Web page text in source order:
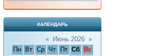
КАЛЕНДАРЬ
« Июнь 2026 »
Пн
Вт Ср Чт Пт Сб
Вс